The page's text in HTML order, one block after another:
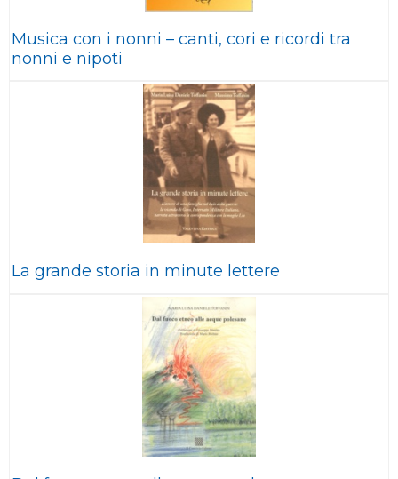
Musica con i nonni – canti, cori e ricordi tra
nonni e nipoti
La grande storia in minute lettere